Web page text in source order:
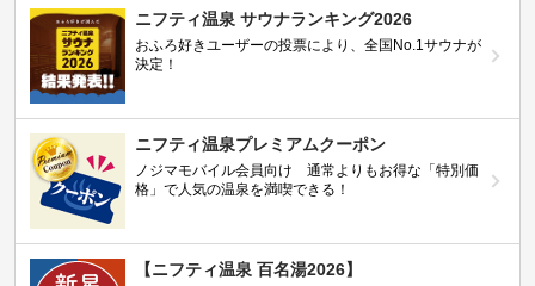
ニフティ温泉 サウナランキング2026
おふろ好きユーザーの投票により、全国No.1サウナが
決定！
ニフティ温泉プレミアムクーポン
ノジマモバイル会員向け 通常よりもお得な「特別価
格」で人気の温泉を満喫できる！
【ニフティ温泉 百名湯2026】